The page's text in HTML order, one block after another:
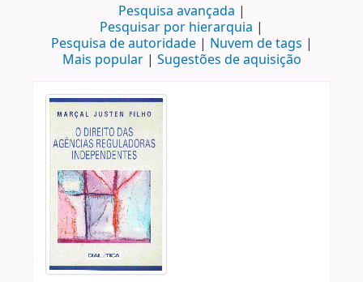
Pesquisa avançada
Pesquisar por hierarquia
Pesquisa de autoridade
Nuvem de tags
Mais popular
Sugestões de aquisição